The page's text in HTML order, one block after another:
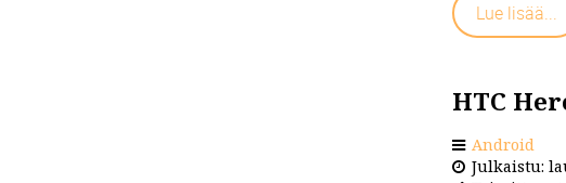
Lue lisää...
HTC
Android
Julkaistu: